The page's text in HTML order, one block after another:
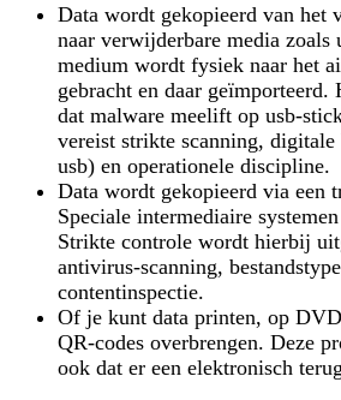
Data wordt gekopieerd van het
naar verwijderbare media zoals
medium wordt fysiek naar het
gebracht en daar
dat malware meelift op
vereist strikte scanning, digitale
usb) en operationele discipline.
Data wordt gekopieerd via een
Speciale intermediaire
Strikte controle wordt hierbij
antivirus‑scanning,
contentinspectie.
Of je kunt data printen, op
QR-codes overbrengen. Deze
ook dat er een elektronisch